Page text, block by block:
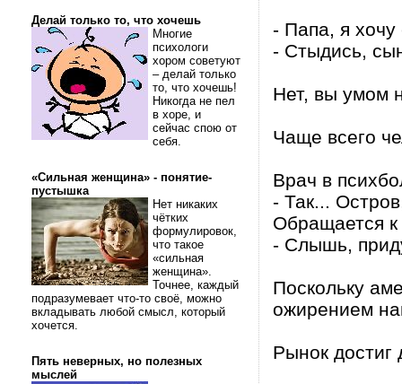
Делай только то, что хочешь
Многие
психологи
хором советуют
– делай только
то, что хочешь!
Никогда не пел
в хоре, и
сейчас спою от
себя.
«Сильная женщина» - понятие-
пустышка
Нет никаких
чётких
формулировок,
что такое
«сильная
женщина».
Точнее, каждый
подразумевает что-то своё, можно
вкладывать любой смысл, который
хочется.
Пять неверных, но полезных
мыслей
- Папа, я хочу
- Стыдись,
Нет, вы умом
Чаще всего
Врач в
- Так...
Обращается к
- Слышь,
Поскольку
ожирением
Рынок достиг